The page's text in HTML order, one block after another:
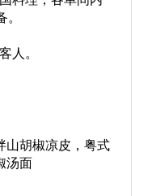
人。
山胡椒凉皮，粤式
汤面